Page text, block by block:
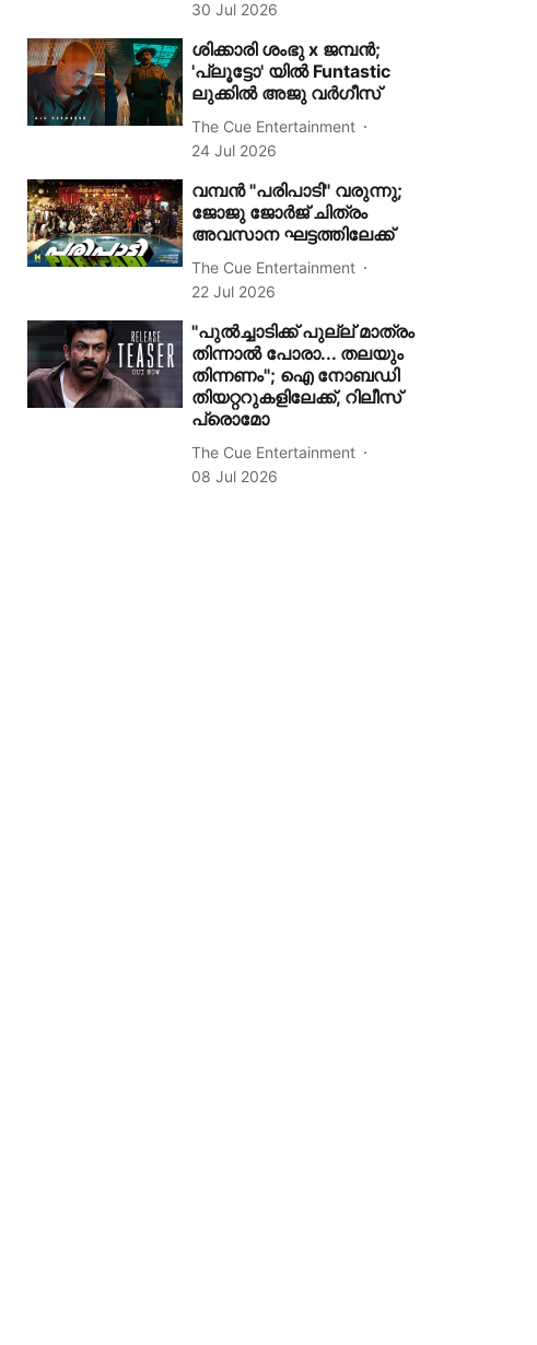
30 Jul 2026
ശിക്കാരി ശംഭു x ജമ്പൻ;
'പ്ലൂട്ടോ' യിൽ Funtastic
ലുക്കിൽ അജു വർഗീസ്
The Cue Entertainment
24 Jul 2026
വമ്പൻ "പരിപാടി" വരുന്നു;
ജോജു ജോർജ് ചിത്രം
അവസാന ഘട്ടത്തിലേക്ക്
The Cue Entertainment
22 Jul 2026
"പുൽച്ചാടിക്ക് പുല്ല് മാത്രം
തിന്നാൽ പോരാ... തലയും
തിന്നണം"; ഐ നോബഡി
തിയറ്ററുകളിലേക്ക്, റിലീസ്
പ്രൊമോ
The Cue Entertainment
08 Jul 2026